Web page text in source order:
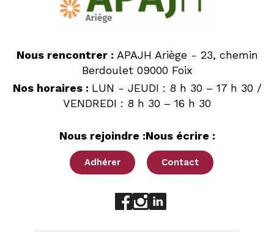
Nous rencontrer : APAJH Ariège - 23, chemin
Berdoulet 09000 Foix
Nos horaires : LUN - JEUDI : 8 h 30 – 17 h 30 /
VENDREDI : 8 h 30 – 16 h 30
Nous rejoindre :
Adhérer
Nous écrire :
Contact
Aller sur le réseau social
Aller sur le réseau social
Aller sur le réseau